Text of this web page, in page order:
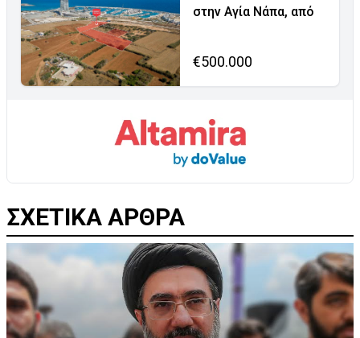
στην Αγία Νάπα, από
€500.000
ΣΧΕΤΙΚΑ ΑΡΘΡΑ